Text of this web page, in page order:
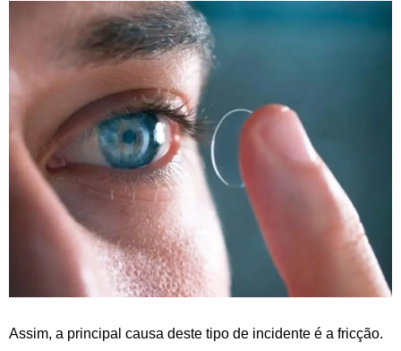
Assim, a principal causa deste tipo de incidente é a fricção.